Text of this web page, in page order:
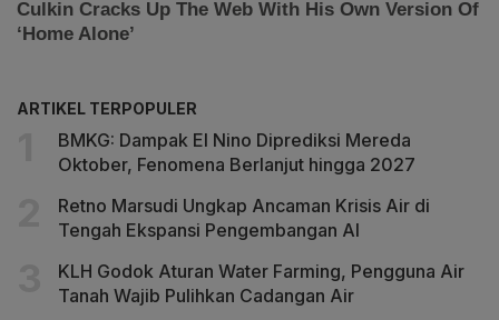
ARTIKEL TERPOPULER
BMKG: Dampak El Nino Diprediksi Mereda
Oktober, Fenomena Berlanjut hingga 2027
Retno Marsudi Ungkap Ancaman Krisis Air di
Tengah Ekspansi Pengembangan AI
KLH Godok Aturan Water Farming, Pengguna Air
Tanah Wajib Pulihkan Cadangan Air